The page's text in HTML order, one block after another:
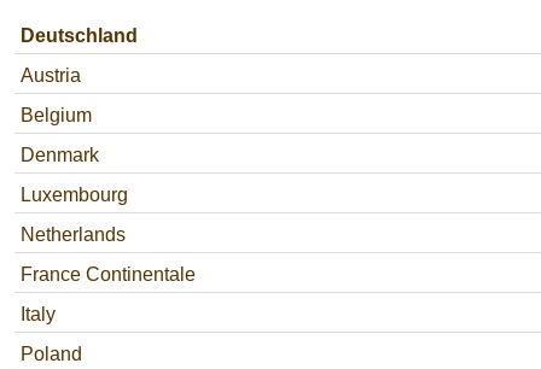
Deutschland
Austria
Belgium
Denmark
Luxembourg
Netherlands
France Continentale
Italy
Poland